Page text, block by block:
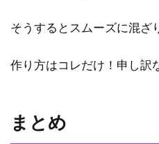
そうするとスムーズに混ざ
作り方はコレだけ！申し訳
まとめ